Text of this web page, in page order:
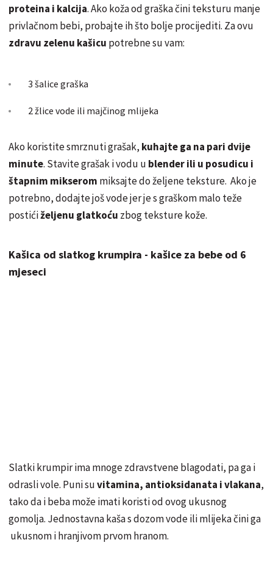
proteina i kalcija. Ako koža od graška čini teksturu manje
privlačnom bebi, probajte ih što bolje procijediti. Za ovu
zdravu zelenu kašicu potrebne su vam:
3 šalice graška
2 žlice vode ili majčinog mlijeka
Ako koristite smrznuti grašak, kuhajte ga na pari dvije
minute. Stavite grašak i vodu u blender ili u posudicu i
štapnim mikserom miksajte do željene teksture. Ako je
potrebno, dodajte još vode jer je s graškom malo teže
postićiželjenu glatkoću zbog teksture kože.
Kašica od slatkog krumpira - kašice za bebe od 6
mjeseci
Slatki krumpir ima mnoge zdravstvene blagodati, pa ga i
odrasli vole. Puni suvitamina, antioksidanata i vlakana,
tako da i beba može imati koristi od ovog ukusnog
gomolja. Jednostavna kaša s dozom vode ili mlijeka čini ga
ukusnom i hranjivom prvom hranom.